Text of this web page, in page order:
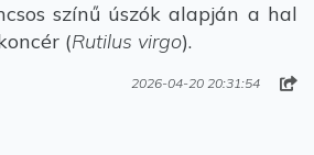
színű úszók alapján a hal
(Rutilus virgo).
2026-04-20 20:31:54